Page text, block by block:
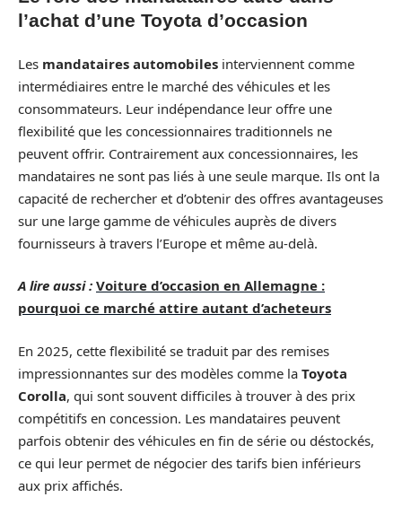
l’achat d’une Toyota d’occasion
Les mandataires automobiles interviennent comme
intermédiaires entre le marché des véhicules et les
consommateurs. Leur indépendance leur offre une
flexibilité que les concessionnaires traditionnels ne
peuvent offrir. Contrairement aux concessionnaires, les
mandataires ne sont pas liés à une seule marque. Ils ont la
capacité de rechercher et d’obtenir des offres avantageuses
sur une large gamme de véhicules auprès de divers
fournisseurs à travers l’Europe et même au-delà.
A lire aussi : Voiture d’occasion en Allemagne :
pourquoi ce marché attire autant d’acheteurs
En 2025, cette flexibilité se traduit par des remises
impressionnantes sur des modèles comme la Toyota
Corolla, qui sont souvent difficiles à trouver à des prix
compétitifs en concession. Les mandataires peuvent
parfois obtenir des véhicules en fin de série ou déstockés,
ce qui leur permet de négocier des tarifs bien inférieurs
aux prix affichés.